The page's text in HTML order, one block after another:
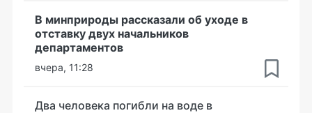
В минприроды рассказали об уходе в
отставку двух начальников
департаментов
вчера, 11:28
Два человека погибли на воде в